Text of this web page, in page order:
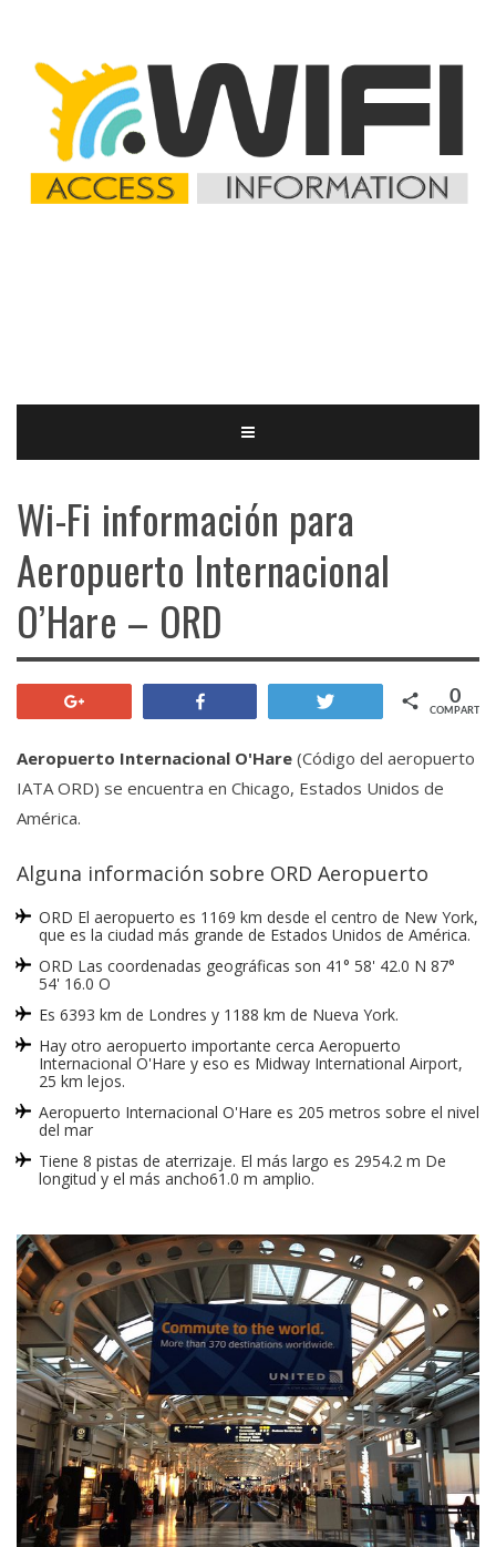
Wi-Fi información para
Aeropuerto Internacional
O’Hare – ORD
Twittear
COMPARTIR
0
Aeropuerto Internacional O'Hare (Código del aeropuerto
IATA ORD) se encuentra en Chicago, Estados Unidos de
América.
Alguna información sobre ORD Aeropuerto
ORD El aeropuerto es 1169 km desde el centro de New York,
que es la ciudad más grande de Estados Unidos de América.
ORD Las coordenadas geográficas son 41° 58' 42.0 N 87°
54' 16.0 O
Es 6393 km de Londres y 1188 km de Nueva York.
Hay otro aeropuerto importante cerca Aeropuerto
Internacional O'Hare y eso es Midway International Airport,
25 km lejos.
Aeropuerto Internacional O'Hare es 205 metros sobre el nivel
del mar
Tiene 8 pistas de aterrizaje. El más largo es 2954.2 m De
longitud y el más ancho61.0 m amplio.